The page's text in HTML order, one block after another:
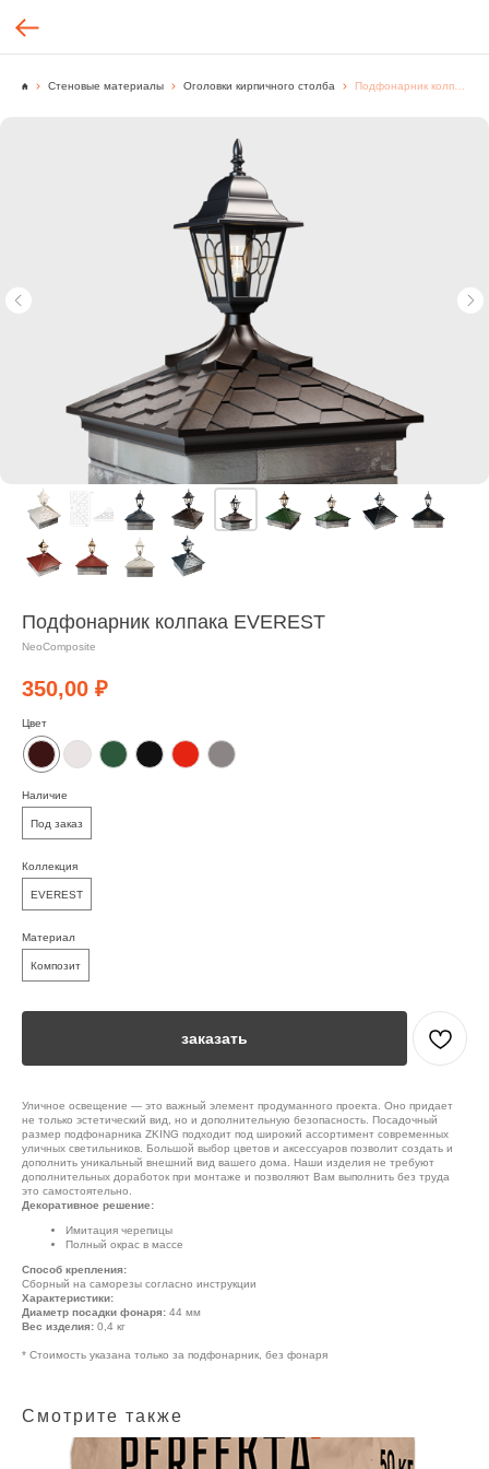
Стеновые материалы Оголовки кирпичного столба
Подфонарник колпака EVEREST
NeoComposite
350,00 ₽
Цвет
Наличие
Под заказ
Коллекция
EVEREST
Материал
Композит
заказать
Уличное освещение — это важный элемент продуманного проекта. Оно придает
не только эстетический вид, но и дополнительную безопасность. Посадочный
размер подфонарника ZKING подходит под широкий ассортимент современных
уличных светильников. Большой выбор цветов и аксессуаров позволит создать и
дополнить уникальный внешний вид вашего дома. Наши изделия не требуют
дополнительных доработок при монтаже и позволяют Вам выполнить без труда
это самостоятельно.
Декоративное решение:
Имитация черепицы
Полный окрас в массе
Способ крепления:
Сборный на саморезы согласно инструкции
Характеристики:
Диаметр посадки фонаря: 44 мм
Вес изделия: 0,4 кг
* Стоимость указана только за подфонарник, без фонаря
Смотрите также